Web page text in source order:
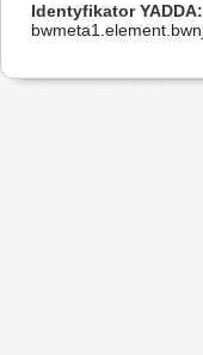
Identyfikator YADDA